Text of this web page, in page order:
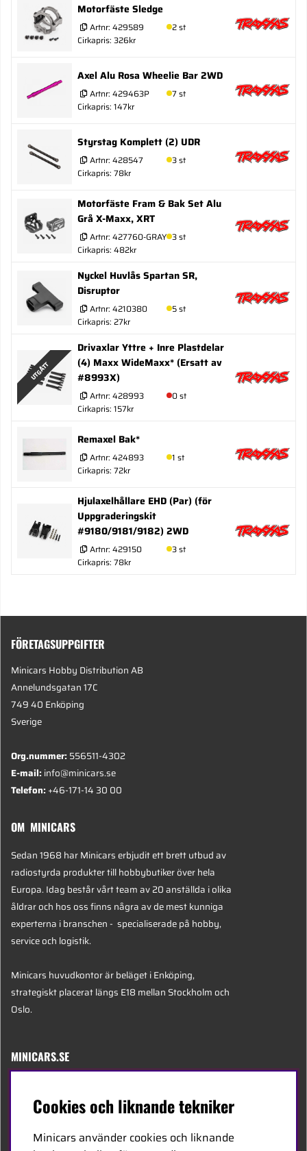
Motorfäste Sledge
Artnr: 429589
2 st
Cirkapris: 326kr
Axel Alu Rosa Wheelie Bar 2WD
Artnr: 429463P
7 st
Cirkapris: 147kr
Styrstag Komplett (2) UDR
Artnr: 428547
3 st
Cirkapris: 78kr
Motorfäste Fram & Bak Set Alu
Grå X-Maxx, XRT
Artnr: 427760-GRAY 3 st
Cirkapris: 482kr
Nyckel Huvlås Spartan SR,
Disruptor
Artnr: 4210380
5 st
Cirkapris: 27kr
UTGÅTT
Drivaxlar Yttre + Inre Plastdelar
(4) Maxx WideMaxx* (Ersatt av
#8993X)
Artnr: 428993
0 st
Cirkapris: 157kr
Remaxel Bak*
Artnr: 424893
1 st
Cirkapris: 72kr
Hjulaxelhållare EHD (Par) (för
Uppgraderingskit
#9180/9181/9182) 2WD
Artnr: 429150
3 st
Cirkapris: 78kr
FÖRETAGSUPPGIFTER
Minicars Hobby Distribution AB
Annelundsgatan 17C
749 40 Enköping
Sverige
Org.nummer:556511-4302
E-mail:info@minicars.se
Telefon:+46-171-14 30 00
OM MINICARS
Sedan 1968 har Minicars erbjudit ett brett utbud av
radiostyrda produkter till hobbybutiker över hela
Europa. Idag består vårt team av 20 anställda i olika
åldrar och hos oss finns några av de mest kunniga
experterna i branschen - specialiserade på hobby,
service och logistik.
Minicars huvudkontor är beläget i Enköping,
strategiskt placerat längs E18 mellan Stockholm och
Oslo.
MINICARS.SE
Cookies och liknande tekniker
Minicars använder cookies och liknande